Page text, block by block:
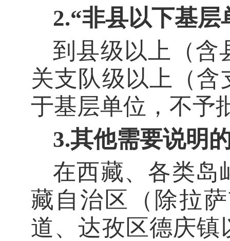
2.“非县以下基
到县级以上（含
关支队级以上（
于基层单位，不予
3.其他需要说明
在西藏、各类岛
藏自治区（除拉
道、达孜区德庆